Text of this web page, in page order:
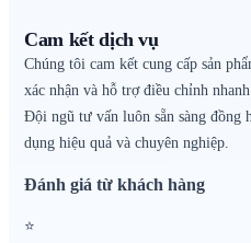
Cam kết dịch vụ
Chúng tôi cam kết cung cấp sản
xác nhận và hỗ trợ điều chỉnh
Đội ngũ tư vấn luôn sẵn sàng đồng
dụng hiệu quả và chuyên nghiệp.
Đánh giá từ khách hàng
⭐